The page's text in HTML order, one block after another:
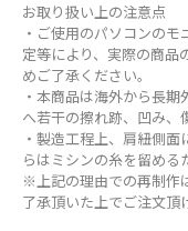
お取り扱い上の注意点
・ご使用のパソコンの
定等により、実際の商品
めご了承ください。
・本商品は海外から長
へ若干の擦れ跡、凹み、
・製造工程上、肩紐側
らはミシンの糸を留める
※上記の理由での再制作
了承頂いた上でご注文頂